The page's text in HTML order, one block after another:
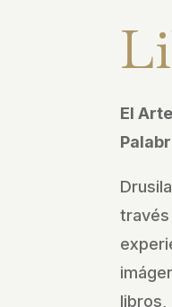
El
través
libros,